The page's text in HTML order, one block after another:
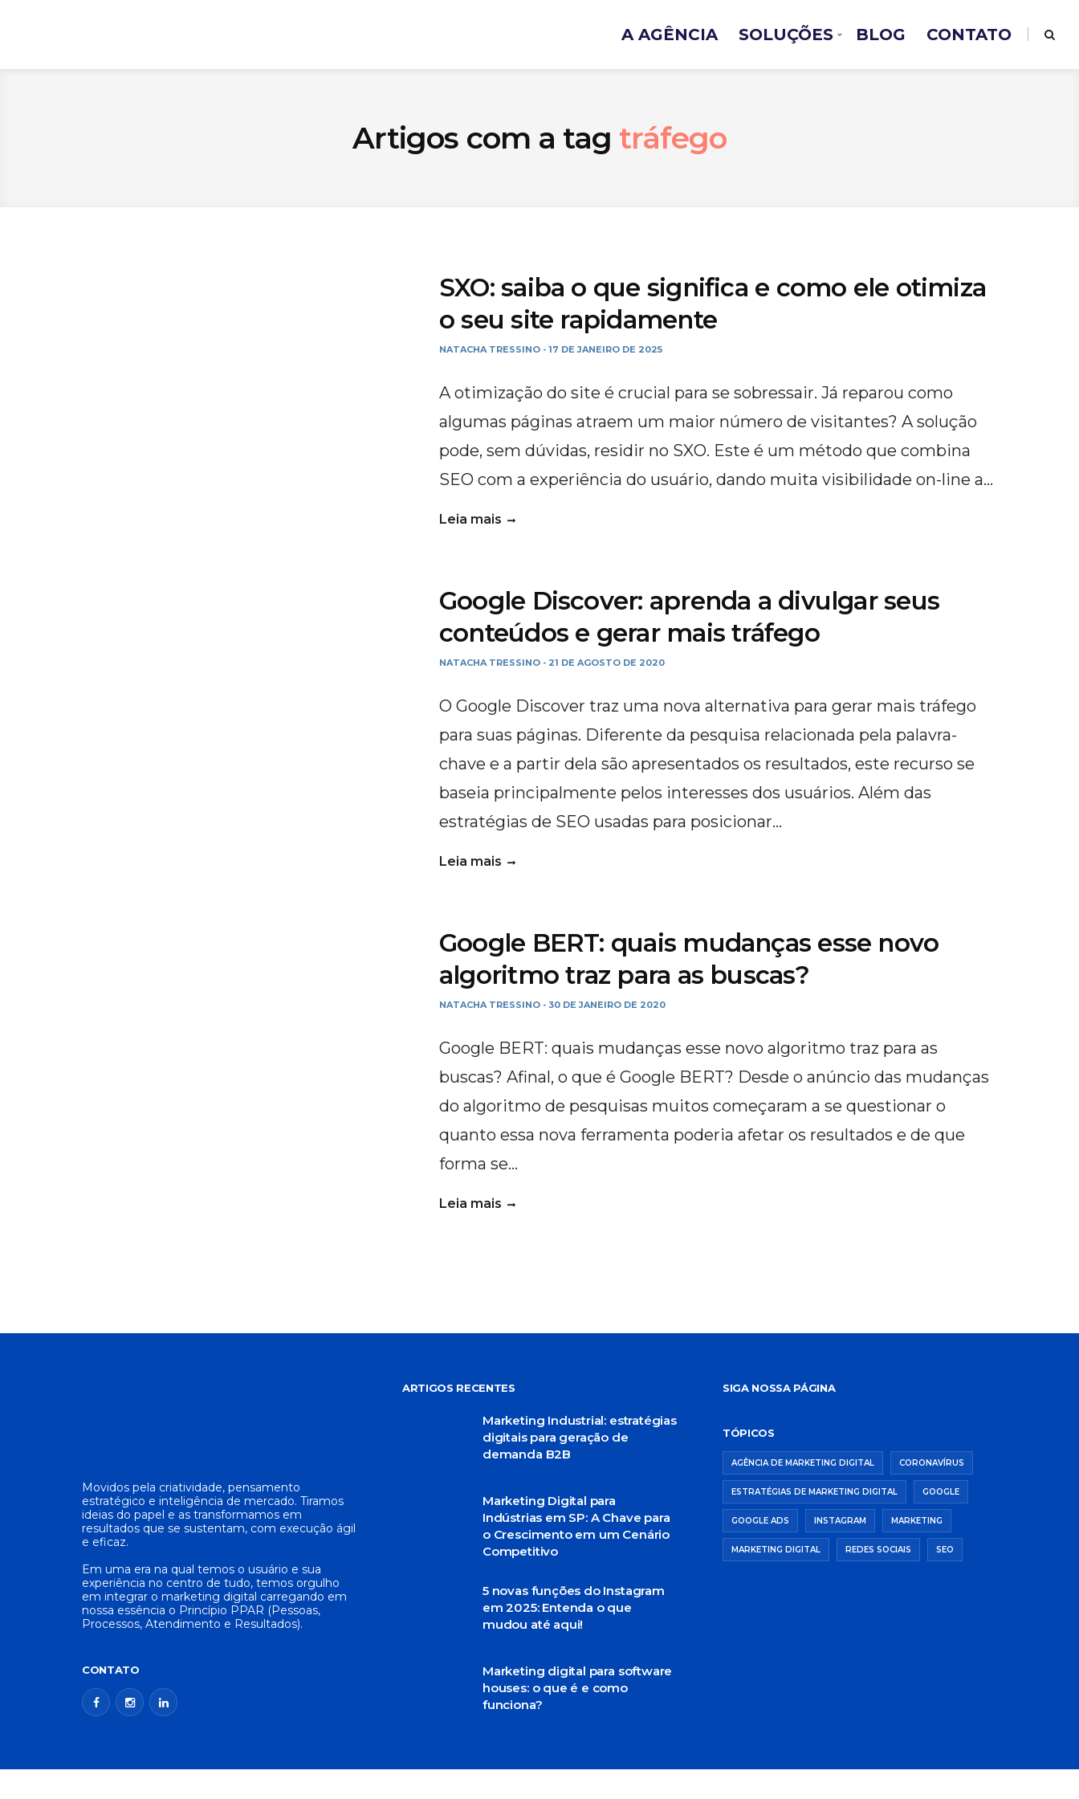
A AGÊNCIA SOLUÇÕES BLOG CONTATO
Artigos com a tag tráfego
SXO: saiba o que significa e como ele otimiza
o seu site rapidamente
NATACHA TRESSINO - 17 DE JANEIRO DE 2025
A otimização do site é crucial para se sobressair. Já reparou como
algumas páginas atraem um maior número de visitantes? A solução
pode, sem dúvidas, residir no SXO. Este é um método que combina
SEO com a experiência do usuário, dando muita visibilidade on-line a…
Leia mais
Google Discover: aprenda a divulgar seus
conteúdos e gerar mais tráfego
NATACHA TRESSINO - 21 DE AGOSTO DE 2020
O Google Discover traz uma nova alternativa para gerar mais tráfego
para suas páginas. Diferente da pesquisa relacionada pela palavra-
chave e a partir dela são apresentados os resultados, este recurso se
baseia principalmente pelos interesses dos usuários. Além das
estratégias de SEO usadas para posicionar…
Leia mais
Google BERT: quais mudanças esse novo
algoritmo traz para as buscas?
NATACHA TRESSINO - 30 DE JANEIRO DE 2020
Google BERT: quais mudanças esse novo algoritmo traz para as
buscas? Afinal, o que é Google BERT? Desde o anúncio das mudanças
do algoritmo de pesquisas muitos começaram a se questionar o
quanto essa nova ferramenta poderia afetar os resultados e de que
forma se…
Leia mais
Movidos pela criatividade, pensamento
estratégico e inteligência de mercado. Tiramos
ideias do papel e as transformamos em
resultados que se sustentam, com execução ágil
e eficaz.
Em uma era na qual temos o usuário e sua
experiência no centro de tudo, temos orgulho
em integrar o marketing digital carregando em
nossa essência o Princípio PPAR (Pessoas,
Processos, Atendimento e Resultados).
CONTATO
ARTIGOS RECENTES
Marketing Industrial: estratégias
digitais para geração de
demanda B2B
Marketing Digital para
Indústrias em SP: A Chave para
o Crescimento em um Cenário
Competitivo
5 novas funções do Instagram
em 2025: Entenda o que
mudou até aqui!
Marketing digital para software
houses: o que é e como
funciona?
SIGA NOSSA PÁGINA
TÓPICOS
AGÊNCIA DE MARKETING DIGITAL CORONAVÍRUS
ESTRATÉGIAS DE MARKETING DIGITAL GOOGLE
GOOGLE ADS INSTAGRAM MARKETING
MARKETING DIGITAL REDES SOCIAIS SEO